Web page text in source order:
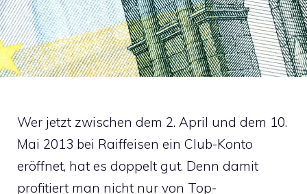
Wer jetzt zwischen dem 2. April und dem 10.
Mai 2013 bei Raiffeisen ein Club-Konto
eröffnet, hat es doppelt gut. Denn damit
profitiert man nicht nur von Top-